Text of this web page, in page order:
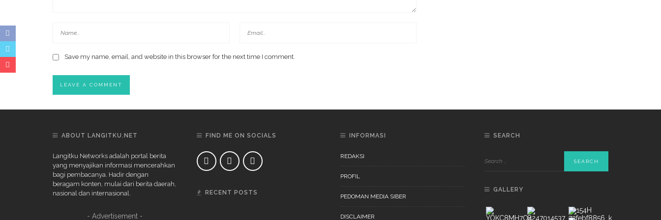
Save my name, email, and website in this browser for the next time I comment.
ABOUT LANGITKU.NET
Langitku Networks adalah portal berita
yang menyajikan informasi mencerahkan
bagi pembacanya. Hadir dengan
beragam konten, mulai dari berita daerah,
nasional dan internasional.
- Advertisement -
FIND ME ON SOCIALS
RECENT POSTS
INFORMASI
REDAKSI
PROFIL
PEDOMAN MEDIA SIBER
DISCLAIMER
SEARCH
GALLERY